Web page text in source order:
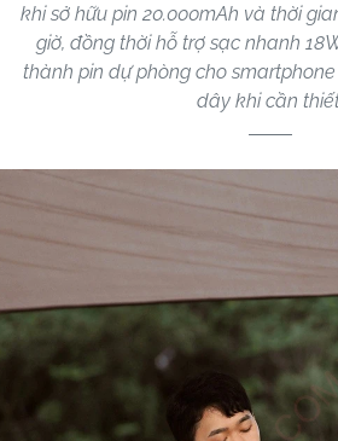
khi sở hữu pin 20.000mAh và thời
giờ, đồng thời hỗ trợ sạc nhanh
thành pin dự phòng cho
dây khi cần